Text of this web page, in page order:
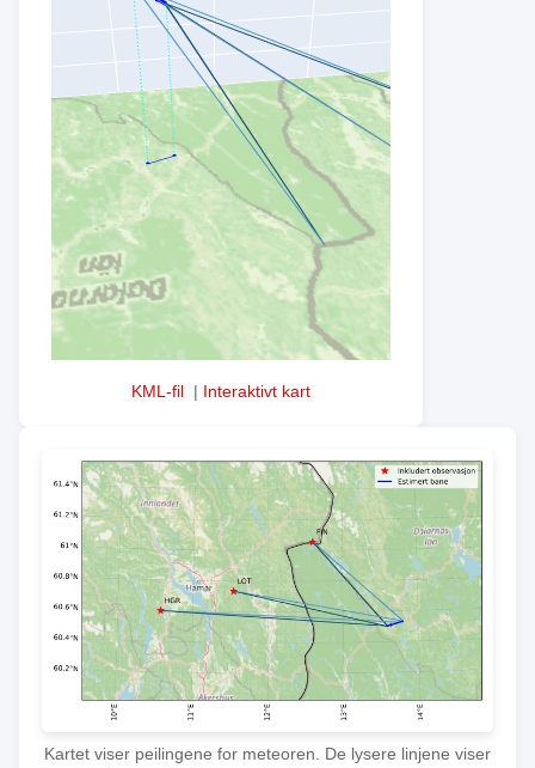
KML-fil | Interaktivt kart
Kartet viser peilingene for meteoren. De lysere linjene viser